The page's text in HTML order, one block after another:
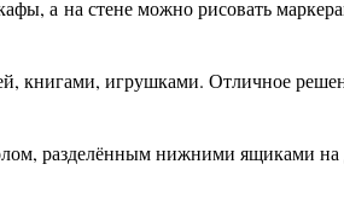
а на стене можно рисовать
книгами, игрушками. Отличное
разделённым нижними ящиками на